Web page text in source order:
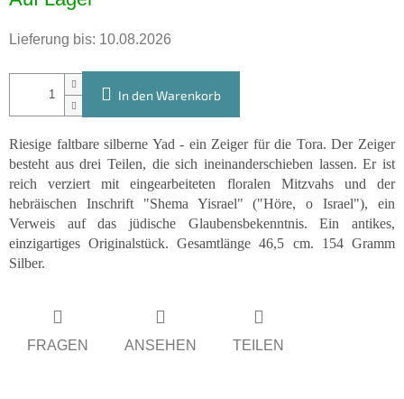
Lieferung bis: 10.08.2026
In den Warenkorb
Riesige faltbare silberne Yad - ein Zeiger für die Tora. Der Zeiger
besteht aus drei Teilen, die sich ineinanderschieben lassen. Er ist
reich verziert mit eingearbeiteten floralen Mitzvahs und der
hebräischen Inschrift "Shema Yisrael" ("Höre, o Israel"), ein
Verweis auf das jüdische Glaubensbekenntnis. Ein antikes,
einzigartiges Originalstück. Gesamtlänge 46,5 cm. 154 Gramm
Silber.
FRAGEN ANSEHEN TEILEN